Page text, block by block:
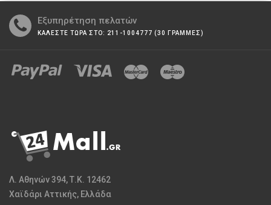
Εξυπηρέτηση πελατών
ΚΑΛΕΣΤΕ ΤΩΡΑ ΣΤΟ: 211-1004777 (30 ΓΡΑΜΜΕΣ)
Λ. Αθηνών 394, Τ.Κ. 12462
Χαϊδάρι Αττικής, Ελλάδα